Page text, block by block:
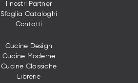
I nostri Partner
Sfoglia Cataloghi
Contatti
Cucine Design
Cucine Moderne
Cucine Classiche
Librerie